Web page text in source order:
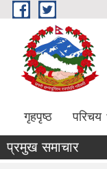
Skip to main content
गृहपृष्ठ परिचय
प्रमुख समाचार